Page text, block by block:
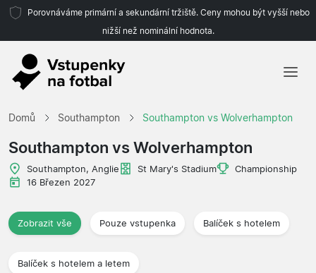
Porovnáváme primární a sekundární tržiště. Ceny mohou být vyšší nebo
nižší než nominální hodnota.
Domů Southampton Southampton vs Wolverhampton
Southampton vs Wolverhampton
Southampton, Anglie St Mary's Stadium
Championship
16 Březen 2027
Zobrazit vše Pouze vstupenka Balíček s hotelem
Balíček s hotelem a letem